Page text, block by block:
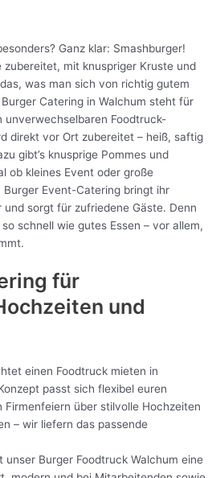
Ganz klar: Smashburger!
mit knuspriger Kruste und
was man sich von richtig gutem
Catering in Walchum steht für
unverwechselbaren Foodtruck-
direkt vor Ort zubereitet – heiß, saftig
gibt’s knusprige Pommes und
ob kleines Event oder große
Event-Catering bringt ihr
und sorgt für zufriedene Gäste. Denn
schnell wie gutes Essen – vor allem,
für
und
einen Foodtruck mieten in
passt sich flexibel euren
Firmenfeiern über stilvolle Hochzeiten
– wir liefern das passende
unser Burger Foodtruck Walchum eine